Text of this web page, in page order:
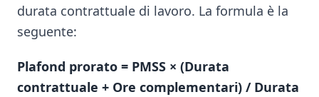
durata contrattuale di lavoro. La formula è la
seguente:
Plafond prorato = PMSS × (Durata
contrattuale + Ore complementari) / Durata